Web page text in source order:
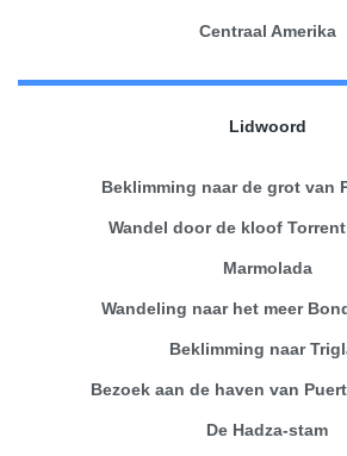
Centraal Amerika
Lidwoord
Beklimming naar de grot van
Wandel door de kloof
Marmolada
Wandeling naar het meer
Beklimming naar
Bezoek aan de haven van
De Hadza-stam